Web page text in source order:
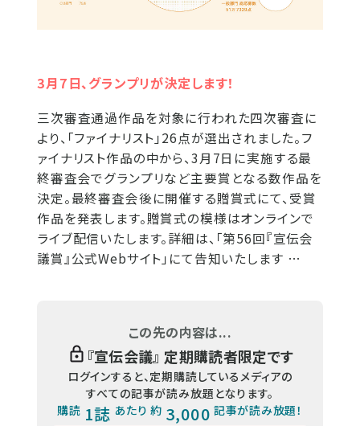
3月7日、グランプリが決定します！
三次審査通過作品を対象に行われた四次審査に
より、「ファイナリスト」26点が選出されました。フ
ァイナリスト作品の中から、3月7日に実施する最
終審査会でグランプリなど主要賞となる数作品を
決定。最終審査会後に開催する贈賞式にて、受賞
作品を発表します。贈賞式の模様はオンラインで
ライブ配信いたします。詳細は、「第56回『宣伝会
議賞』公式Webサイト」にて告知いたします …
この先の内容は...
『宣伝会議』 定期購読者限定です
ログインすると、定期購読しているメディアの
すべての記事が読み放題となります。
購読 1誌 あたり 約 3,000 記事が読み放題！